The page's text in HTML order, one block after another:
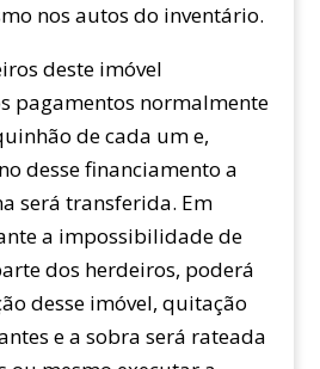
nos autos do inventário.
deste imóvel
pagamentos normalmente
de cada um e,
desse financiamento a
será transferida. Em
a impossibilidade de
dos herdeiros, poderá
desse imóvel, quitação
e a sobra será rateada